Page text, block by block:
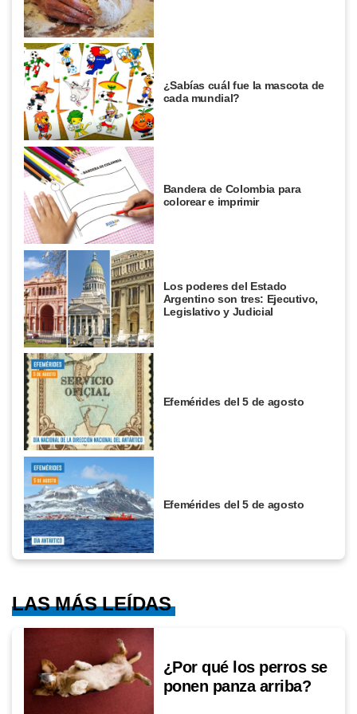
¿Sabías cuál fue la mascota de
cada mundial?
Bandera de Colombia para
colorear e imprimir
Los poderes del Estado
Argentino son tres: Ejecutivo,
Legislativo y Judicial
Efemérides del 5 de agosto
Efemérides del 5 de agosto
LAS MÁS LEÍDAS
¿Por qué los perros se
ponen panza arriba?